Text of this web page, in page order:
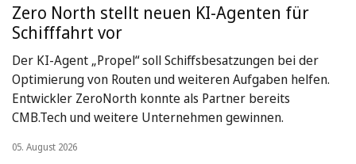
Zero North stellt neuen KI-Agenten für
Schifffahrt vor
Der KI-Agent „Propel“ soll Schiffsbesatzungen bei der
Optimierung von Routen und weiteren Aufgaben helfen.
Entwickler ZeroNorth konnte als Partner bereits
CMB.Tech und weitere Unternehmen gewinnen.
05. August 2026